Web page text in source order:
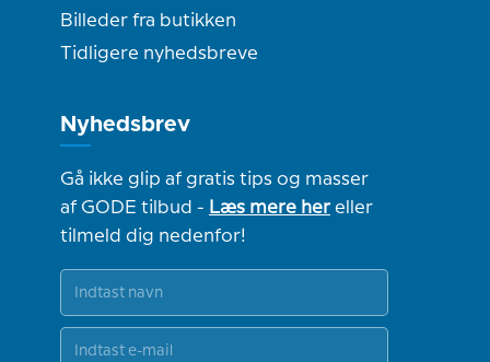
Billeder fra butikken
Tidligere nyhedsbreve
Nyhedsbrev
Gå ikke glip af gratis tips og masser
af GODE tilbud - Læs mere hereller
tilmeld dig nedenfor!